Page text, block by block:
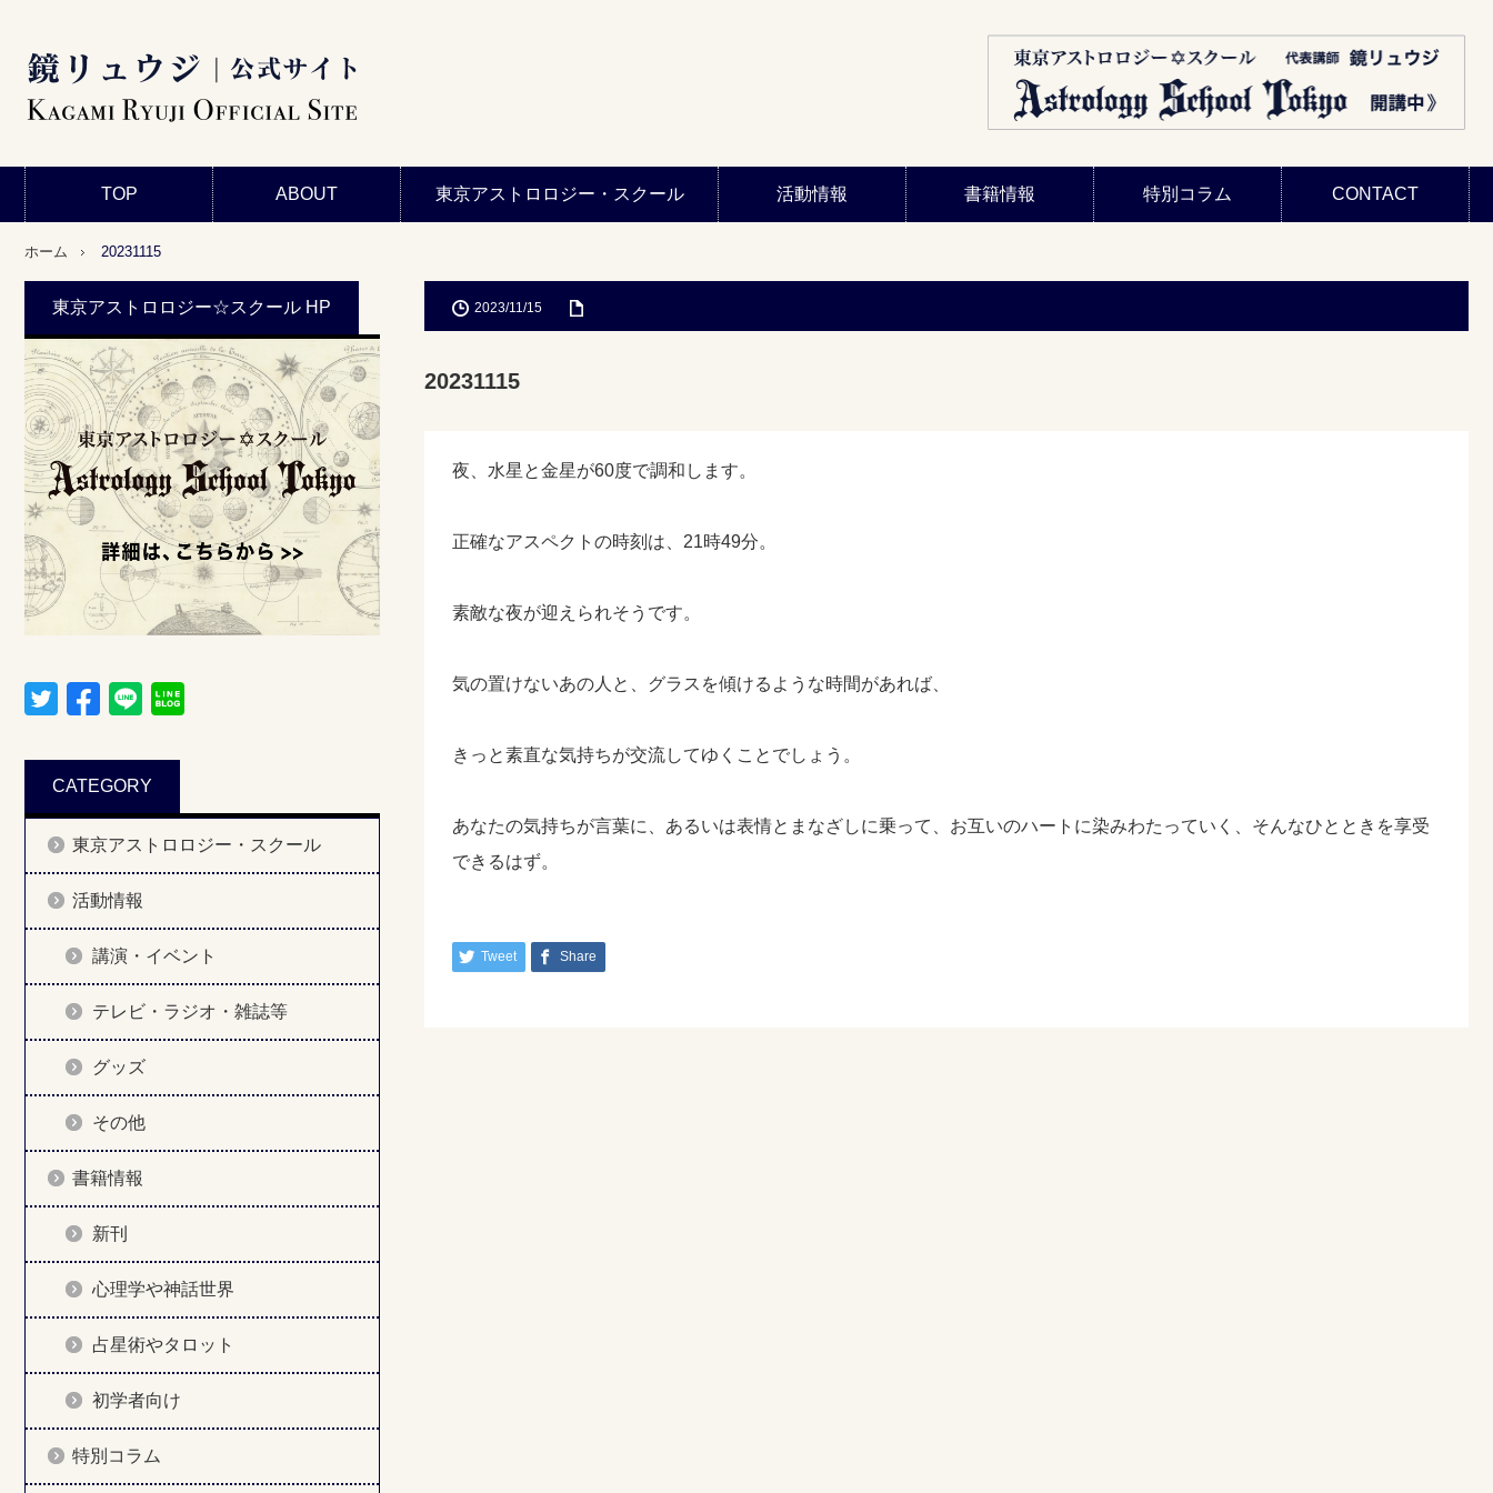
TOP ABOUT 東京アストロロジー・スクール 活動情報 書籍情報 特別コラム CONTACT
ホーム 20231115
2023/11/15
20231115
夜、水星と金星が60度で調和します。
正確なアスペクトの時刻は、21時49分。
素敵な夜が迎えられそうです。
気の置けないあの人と、グラスを傾けるような時間があれば、
きっと素直な気持ちが交流してゆくことでしょう。
あなたの気持ちが言葉に、あるいは表情とまなざしに乗って、お互いのハートに染みわたっていく、そんなひとときを享受
できるはず。
Tweet Share
東京アストロロジー☆スクール HP
CATEGORY
東京アストロロジー・スクール
活動情報
講演・イベント
テレビ・ラジオ・雑誌等
グッズ
その他
書籍情報
新刊
心理学や神話世界
占星術やタロット
初学者向け
特別コラム